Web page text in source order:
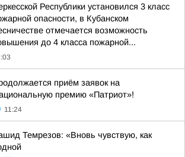
Республики установился 3 класс
опасности, в Кубанском
отмечается возможность
до 4 класса пожарной...
приём заявок на
премию «Патриот»!
11:24
Темрезов: «Вновь чувствую, как